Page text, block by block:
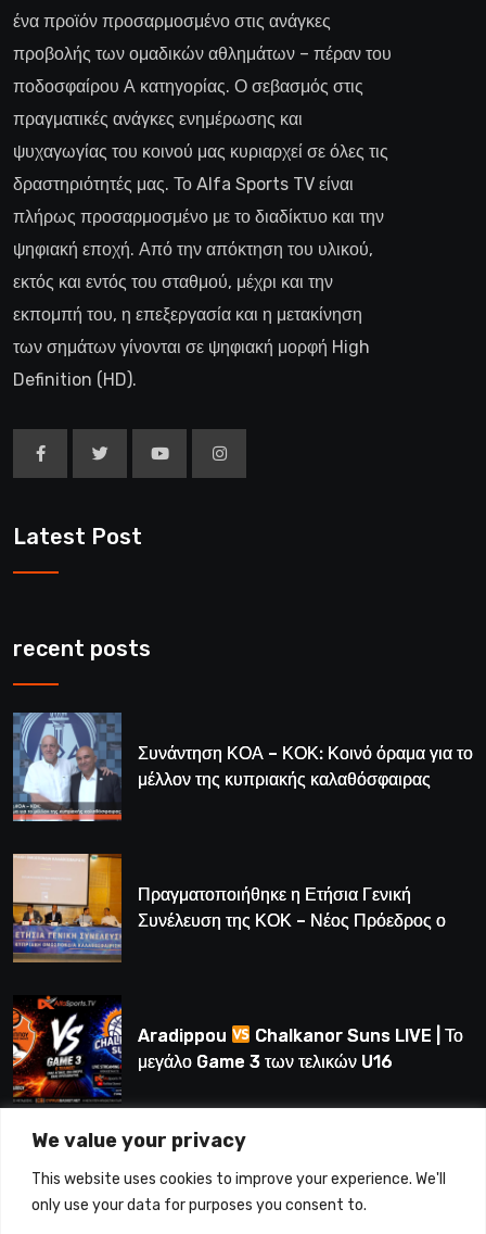
We value your privacy
This website uses cookies to improve your experience. We'll
only use your data for purposes you consent to.
ένα προϊόν προσαρμοσμένο στις ανάγκες
προβολής των ομαδικών αθλημάτων – πέραν του
ποδοσφαίρου Α κατηγορίας. Ο σεβασμός στις
πραγματικές ανάγκες ενημέρωσης και
ψυχαγωγίας του κοινού μας κυριαρχεί σε όλες τις
δραστηριότητές μας. Το Alfa Sports TV είναι
πλήρως προσαρμοσμένο με το διαδίκτυο και την
ψηφιακή εποχή. Από την απόκτηση του υλικού,
εκτός και εντός του σταθμού, μέχρι και την
εκπομπή του, η επεξεργασία και η μετακίνηση
των σημάτων γίνονται σε ψηφιακή μορφή High
Definition (HD).
Latest Post
recent posts
Συνάντηση ΚΟΑ – ΚΟΚ: Κοινό όραμα για το
μέλλον της κυπριακής καλαθόσφαιρας
Πραγματοποιήθηκε η Ετήσια Γενική
Συνέλευση της ΚΟΚ – Νέος Πρόεδρος ο
Aradippou
Chalkanor Suns LIVE | Το
μεγάλο Game 3 των τελικών U16
LIVE | Ύδρα Ασφαλιστική ΕΝΑΔ vs
Άτλαντας Πάφου